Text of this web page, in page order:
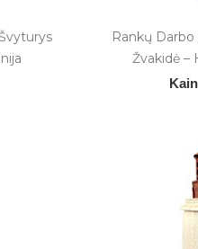
Rankų
Žvakidė –